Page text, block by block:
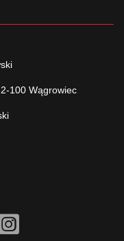
100 Wągrowiec